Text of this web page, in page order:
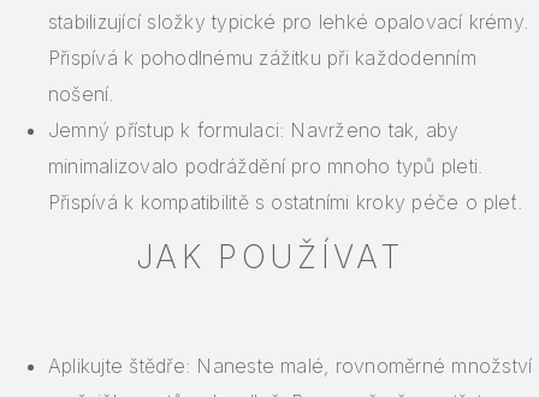
stabilizující složky typické pro lehké opalovací krémy.
Přispívá k pohodlnému zážitku při každodenním
nošení.
Jemný přístup k formulaci: Navrženo tak, aby
minimalizovalo podráždění pro mnoho typů pleti.
Přispívá k kompatibilitě s ostatními kroky péče o pleť.
JAK POUŽÍVAT
Aplikujte štědře: Naneste malé, rovnoměrné množství